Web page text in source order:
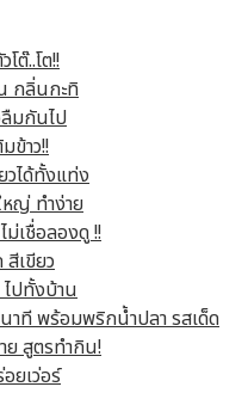
ต๊..โต!!
กลิ่นกะทิ
มกันไป
ข้าว!!
วได้ทั้งแท่ง
หญ่ ทำง่าย
เชื่อลองดู !!
เขียว
ปทั้งบ้าน
าที พร้อมพริกน้ำปลา รสเด็ด
ย สูตรทำกิน!
ยเว่อร์